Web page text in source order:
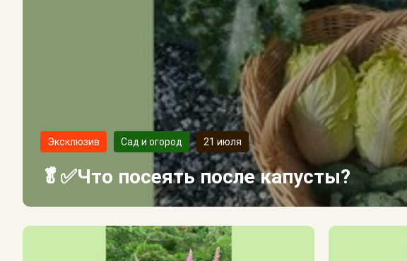
Эксклюзив Сад и огород 21 июля
🥬✅Что посеять после капусты?